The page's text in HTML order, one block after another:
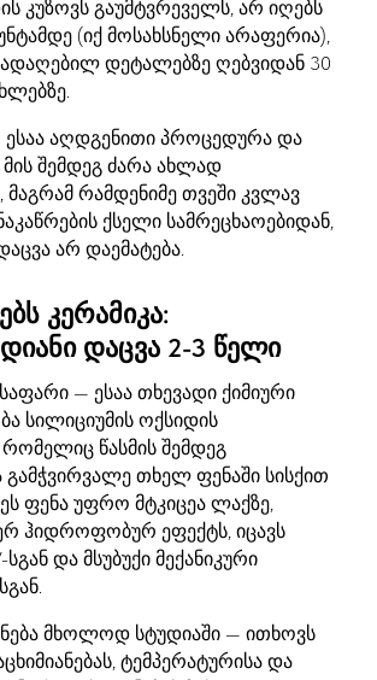
კუზოვს გაუმტვრეველს, არ იღებს
(იქ მოსახსნელი არაფერია),
დეტალებზე ღებვიდან 30
აღდგენითი პროცედურა და
მის შემდეგ ძარა ახლად
მაგრამ რამდენიმე თვეში კვლავ
ქსელი სამრეცხაოებიდან,
არ დაემატება.
კერამიკა:
დაცვა 2-3 წელი
— ესაა თხევადი ქიმიური
სილიციუმის ოქსიდის
წასმის შემდეგ
თხელ ფენაში სისქით
ფენა უფრო მტკიცეა ლაქზე,
ჰიდროფობურ ეფექტს, იცავს
სგან და მსუბუქი მექანიკური
მხოლოდ სტუდიაში — ითხოვს
ტემპერატურისა და